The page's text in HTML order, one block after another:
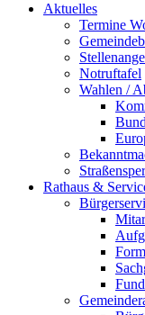
Aktuelles
Termine
Notruftafel
Wahlen /
Rathaus &